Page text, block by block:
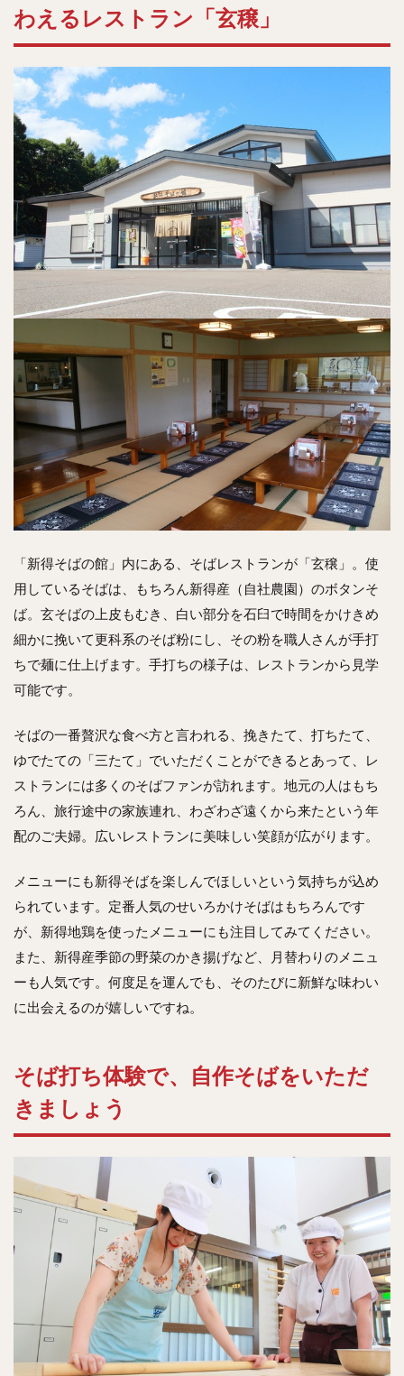
わえるレストラン「玄穣」
「新得そばの館」内にある、そばレストランが「玄穣」。使
用しているそばは、もちろん新得産（自社農園）のボタンそ
ば。玄そばの上皮もむき、白い部分を石臼で時間をかけきめ
細かに挽いて更科系のそば粉にし、その粉を職人さんが手打
ちで麺に仕上げます。手打ちの様子は、レストランから見学
可能です。
そばの一番贅沢な食べ方と言われる、挽きたて、打ちたて、
ゆでたての「三たて」でいただくことができるとあって、レ
ストランには多くのそばファンが訪れます。地元の人はもち
ろん、旅行途中の家族連れ、わざわざ遠くから来たという年
配のご夫婦。広いレストランに美味しい笑顔が広がります。
メニューにも新得そばを楽しんでほしいという気持ちが込め
られています。定番人気のせいろかけそばはもちろんです
が、新得地鶏を使ったメニューにも注目してみてください。
また、新得産季節の野菜のかき揚げなど、月替わりのメニュ
ーも人気です。何度足を運んでも、そのたびに新鮮な味わい
に出会えるのが嬉しいですね。
そば打ち体験で、自作そばをいただ
きましょう